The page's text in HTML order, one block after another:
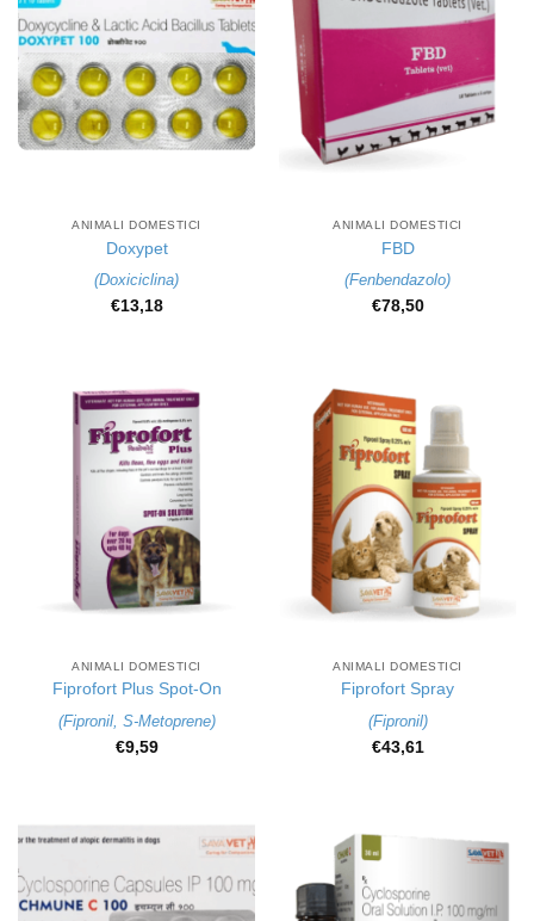
ANIMALI DOMESTICI
Doxypet
(Doxiciclina)
€13,18
ANIMALI DOMESTICI
FBD
(Fenbendazolo)
€78,50
ANIMALI DOMESTICI
Fiprofort Plus Spot-On
(Fipronil, S-Metoprene)
€9,59
ANIMALI DOMESTICI
Fiprofort Spray
(Fipronil)
€43,61